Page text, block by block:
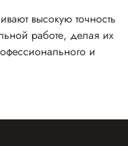
высокую точность
работе, делая их
и